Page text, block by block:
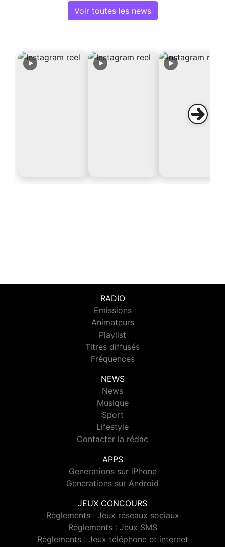
Voir toutes les news
RADIO
Emissions
Animateurs
Playlist
Titres diffusés
Fréquences
NEWS
News
Musique
Sport
Lifestyle
Contacter la rédac
APPS
Generations sur iPhone
Generations sur Android
JEUX CONCOURS
Règlements : Jeux réseaux sociaux
Règlements : Jeux SMS
Règlements : Jeux téléphone et internet